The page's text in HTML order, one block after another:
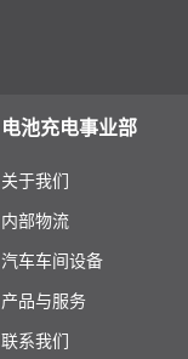
电池充电事业部
关于我们
内部物流
汽车车间设备
产品与服务
联系我们